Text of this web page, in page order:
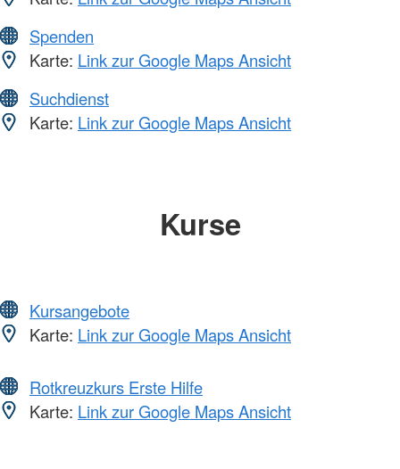
Spenden
Karte: Link zur Google Maps Ansicht
Suchdienst
Karte: Link zur Google Maps Ansicht
Kurse
Kursangebote
Karte: Link zur Google Maps Ansicht
Rotkreuzkurs Erste Hilfe
Karte: Link zur Google Maps Ansicht